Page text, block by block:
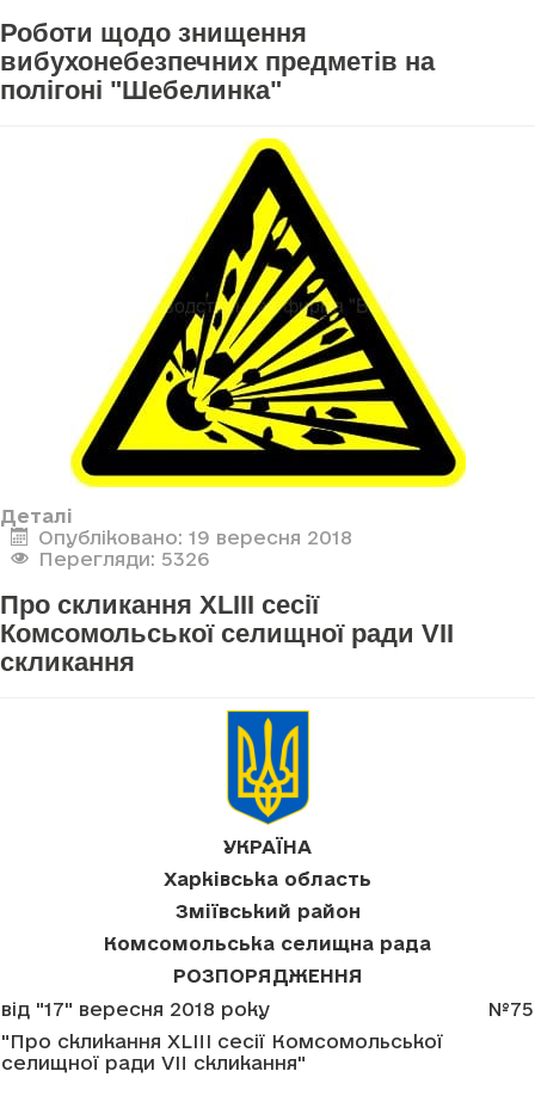
Роботи щодо знищення
вибухонебезпечних предметів на
полігоні "Шебелинка"
Деталі
Опубліковано: 19 вересня 2018
Перегляди: 5326
Про скликання XLIII сесії
Комсомольської селищної ради VII
скликання
УКРАЇНА
Харківська область
Зміївський район
Комсомольська селищна рада
РОЗПОРЯДЖЕННЯ
від "17" вересня 2018 року
"Про скликання XLIII сесії Комсомольської
селищної ради VII скликання"
№75